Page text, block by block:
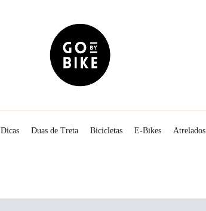
Dicas Duas de Treta Bicicletas E-Bikes Atrelados